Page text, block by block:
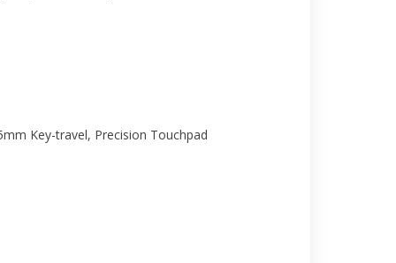
Key-travel, Precision Touchpad